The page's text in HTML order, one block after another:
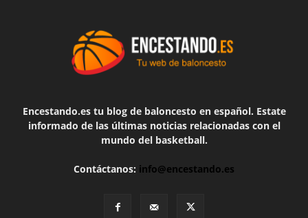
Encestando.es tu blog de baloncesto en español. Estate
informado de las últimas noticias relacionadas con el
mundo del basketball.
Contáctanos: info@encestando.es